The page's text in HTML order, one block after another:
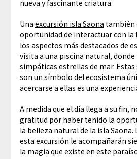
nueva y fascinante criatura.
Una excursión isla Saona también
oportunidad de interactuar con la
los aspectos más destacados de
visita a una piscina natural,
simpáticas estrellas de mar.
son un símbolo del ecosistema
acercarse a ellas es una
A medida que el día llega a su fin,
gratitud por haber tenido la
la belleza natural de la isla Saona.
esta excursión le acompañarán
la magia que existe en este